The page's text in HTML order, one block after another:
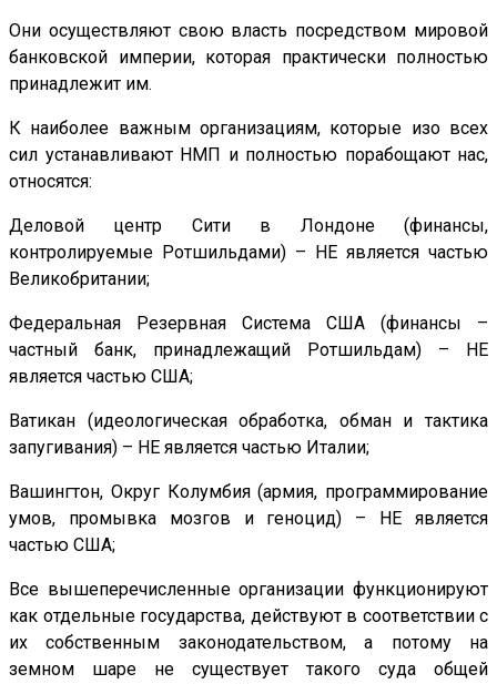
Они осуществляют свою власть посредством мировой
банковской империи, которая практически полностью
принадлежит им.
К наиболее важным организациям, которые изо всех
сил устанавливают НМП и полностью порабощают нас,
относятся:
Деловой центр Сити в Лондоне (финансы,
контролируемые Ротшильдами) – НЕ является частью
Великобритании;
Федеральная Резервная Система США (финансы –
частный банк, принадлежащий Ротшильдам) – НЕ
является частью США;
Ватикан (идеологическая обработка, обман и тактика
запугивания) – НЕ является частью Италии;
Вашингтон, Округ Колумбия (армия, программирование
умов, промывка мозгов и геноцид) – НЕ является
частью США;
Все вышеперечисленные организации функционируют
как отдельные государства, действуют в соответствии с
их собственным законодательством, а потому на
земном шаре не существует такого суда общей